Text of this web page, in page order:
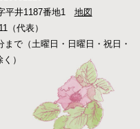
平井1187番地1 地図
（代表）
で（土曜日・日曜日・祝日・
）